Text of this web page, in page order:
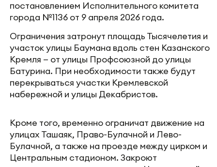
постановлением Исполнительного комитета
города №1136 от 9 апреля 2026 года.
Ограничения затронут площадь Тысячелетия и
участок улицы Баумана вдоль стен Казанского
Кремля — от улицы Профсоюзной до улицы
Батурина. При необходимости также будут
перекрываться участки Кремлевской
набережной и улицы Декабристов.
Кроме того, временно ограничат движение на
улицах Ташаяк, Право-Булачной и Лево-
Булачной, а также на проезде между цирком и
Центральным стадионом. Закроют